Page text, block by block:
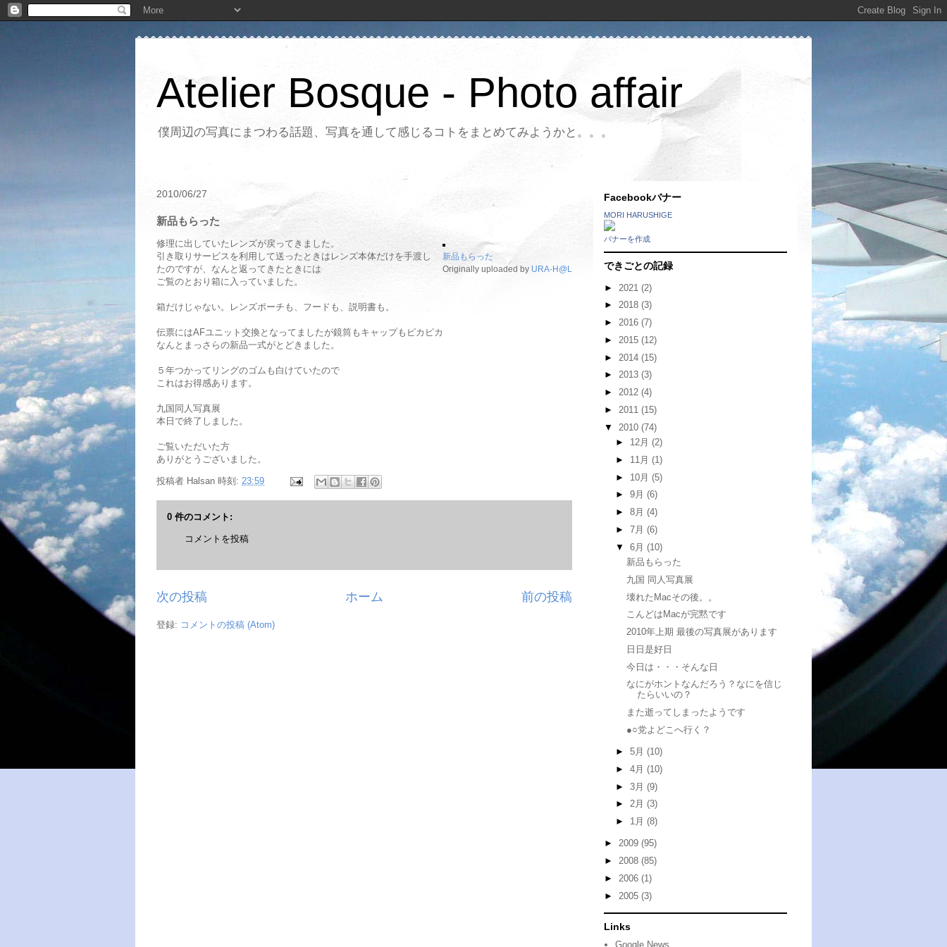
Atelier Bosque - Photo affair
僕周辺の写真にまつわる話題、写真を通して感じるコトをまとめてみようかと。。。
2010/06/27
新品もらった
新品もらった
Originally uploaded by URA-H@L
修理に出していたレンズが戻ってきました。
引き取りサービスを利用して送ったときはレンズ本体だけを手渡し
たのですが、なんと返ってきたときには
ご覧のとおり箱に入っていました。
箱だけじゃない。レンズポーチも、フードも、説明書も。
伝票にはAFユニット交換となってましたが鏡筒もキャップもピカピカ
なんとまっさらの新品一式がとどきました。
５年つかってリングのゴムも白けていたので
これはお得感あります。
九国同人写真展
本日で終了しました。
ご覧いただいた方
ありがとうございました。
投稿者 Halsan 時刻: 23:59
0 件のコメント:
コメントを投稿
次の投稿 前の投稿
ホーム
登録: コメントの投稿 (Atom)
Facebookバナー
MORI HARUSHIGE
バナーを作成
できごとの記録
► 2021 (2)
► 2018 (3)
► 2016 (7)
► 2015 (12)
► 2014 (15)
► 2013 (3)
► 2012 (4)
► 2011 (15)
▼ 2010 (74)
► 12月 (2)
► 11月 (1)
► 10月 (5)
► 9月 (6)
► 8月 (4)
► 7月 (6)
▼ 6月 (10)
新品もらった
九国 同人写真展
壊れたMacその後。。
こんどはMacが完黙です
2010年上期 最後の写真展があります
日日是好日
今日は・・・そんな日
なにがホントなんだろう？なにを信じ
たらいいの？
また逝ってしまったようです
●○党よどこへ行く？
► 5月 (10)
► 4月 (10)
► 3月 (9)
► 2月 (3)
► 1月 (8)
► 2009 (95)
► 2008 (85)
► 2006 (1)
► 2005 (3)
Links
Google News